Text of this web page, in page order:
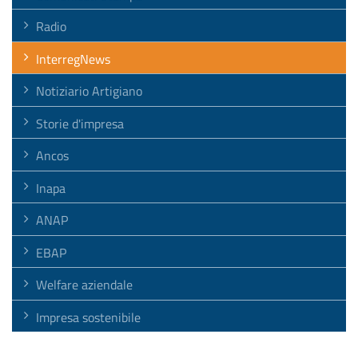
Radio
InterregNews
Notiziario Artigiano
Storie d'impresa
Ancos
Inapa
ANAP
EBAP
Welfare aziendale
Impresa sostenibile